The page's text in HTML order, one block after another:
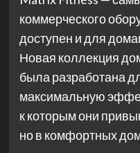
коммерческого
доступен и для
Новая коллекция
была разработана
максимальную
к которым они
но в комфортных